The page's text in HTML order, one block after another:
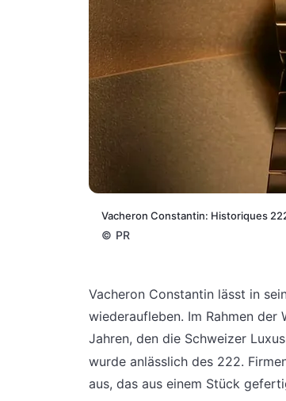
Vacheron Constantin: Historiques
© PR
Vacheron Constantin lässt in
wiederaufleben. Im Rahmen der
Jahren, den die Schweizer
wurde anlässlich des 222.
aus, das aus einem Stück